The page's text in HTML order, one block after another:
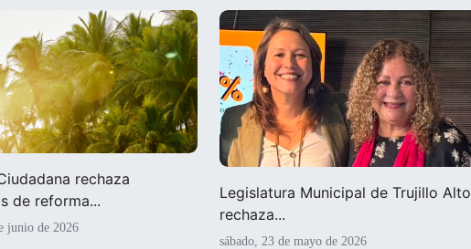
rechaza
de reforma...
junio de 2026
Legislatura Municipal de Trujillo Alto
rechaza...
sábado, 23 de mayo de 2026